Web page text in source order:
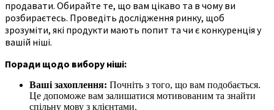
продавати. Обирайте те, що вам цікаво та в чому ви
розбираєтесь. Проведіть дослідження ринку, щоб
зрозуміти, які продукти мають попит та чи є конкуренція у
вашій ніші.
Поради щодо вибору ніші:
Ваші захоплення: Почніть з того, що вам подобається.
Це допоможе вам залишатися мотивованим та знайти
спільну мову з клієнтами.